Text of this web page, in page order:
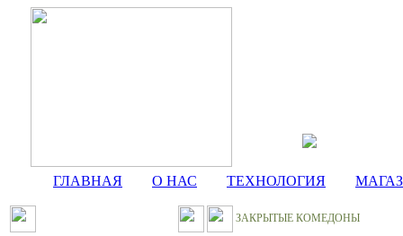
ГЛАВНАЯ О НАС ТЕХНОЛОГИЯ
ЗАКРЫТЫЕ КОМЕДОНЫ